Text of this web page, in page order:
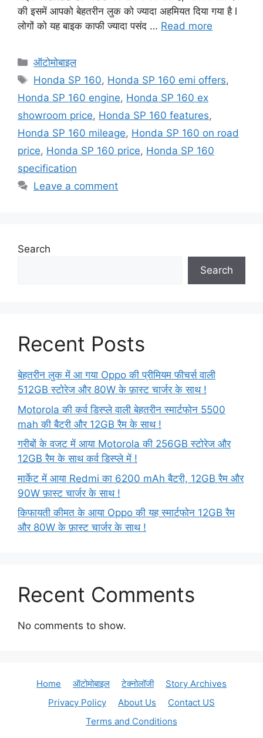
की इसमें आपको बेहतरीन लुक को ज्यादा अहमियत दिया गया है l
लोगों को यह बाइक काफी ज्यादा पसंद … Read more
Categories
ऑटोमोबाइल
Tags
Honda SP 160, Honda SP 160 emi offers,
Honda SP 160 engine, Honda SP 160 ex
showroom price, Honda SP 160 features,
Honda SP 160 mileage, Honda SP 160 on road
price, Honda SP 160 price, Honda SP 160
specification
Leave a comment
Search
Search
Recent Posts
बेहतरीन लुक में आ गया Oppo की प्रीमियम फीचर्स वाली
512GB स्टोरेज और 80W के फ़ास्ट चार्जर के साथ !
Motorola की कर्व डिस्प्ले वाली बेहतरीन स्मार्टफोन 5500
mah की बैटरी और 12GB रैम के साथ !
गरीबों के वजट में आया Motorola की 256GB स्टोरेज और
12GB रैम के साथ कर्व डिस्प्ले में !
मार्केट में आया Redmi का 6200 mAh बैटरी, 12GB रैम और
90W फ़ास्ट चार्जर के साथ !
किफायती कीमत के आया Oppo की यह स्मार्टफोन 12GB रैम
और 80W के फ़ास्ट चार्जर के साथ !
Recent Comments
No comments to show.
Home ऑटोमोबाइल टेक्नोलॉजी
Story Archives
Privacy Policy
About Us
Contact US
Terms and Conditions